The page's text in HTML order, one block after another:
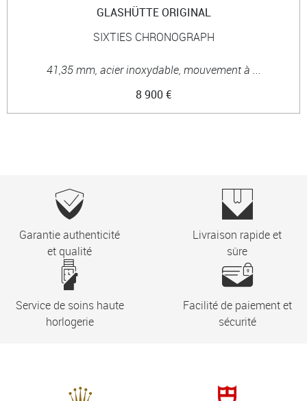
GLASHÜTTE ORIGINAL
SIXTIES CHRONOGRAPH
41,35 mm, acier inoxydable, mouvement à ...
8 900 €
Garantie authenticité
et qualité
Livraison rapide et
sûre
Service de soins haute
horlogerie
Facilité de paiement et
sécurité